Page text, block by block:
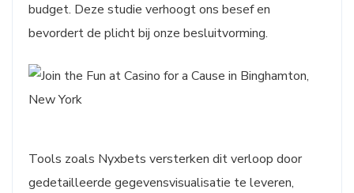
budget. Deze studie verhoogt ons besef en
bevordert de plicht bij onze besluitvorming.
Tools zoals Nyxbets versterken dit verloop door
gedetailleerde gegevensvisualisatie te leveren,